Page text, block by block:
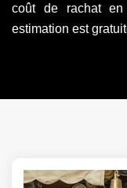
coût de rachat en
estimation est